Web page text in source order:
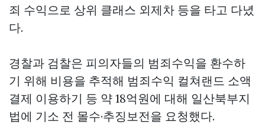
죄 수익으로 상위 클래스 외제차 등을 타고 다녔
다.
경찰과 검찰은 피의자들의 범죄수익을 환수하
기 위해 비용을 추적해 범죄수익 컬쳐랜드 소액
결제 이용하기 등 약 18억원에 대해 일산북부지
법에 기소 전 몰수·추징보전을 요청했다.